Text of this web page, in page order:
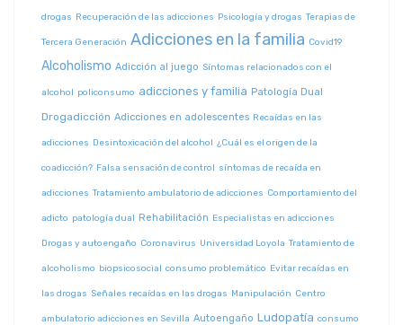
drogas Recuperación de las adicciones Psicología y drogas Terapias de
Tercera Generación Adicciones en la familia Covid19
Alcoholismo Adicción al juego Síntomas relacionados con el
alcohol policonsumo adicciones y familia Patología Dual
Drogadicción Adicciones en adolescentes Recaídas en las
adicciones Desintoxicación del alcohol ¿Cuál es el origen de la
coadicción? Falsa sensación de control síntomas de recaída en
adicciones Tratamiento ambulatorio de adicciones Comportamiento del
adicto patología dual Rehabilitación Especialistas en adicciones
Drogas y autoengaño Coronavirus Universidad Loyola Tratamiento de
alcoholismo biopsicosocial consumo problemático Evitar recaídas en
las drogas Señales recaídas en las drogas Manipulación Centro
ambulatorio adicciones en Sevilla Autoengaño Ludopatía consumo